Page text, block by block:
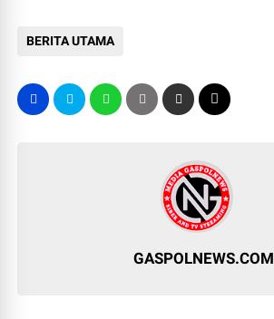
BERITA UTAMA
GASPOLNEWS.COM